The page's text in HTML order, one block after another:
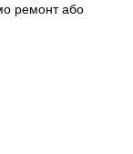
ремонт або